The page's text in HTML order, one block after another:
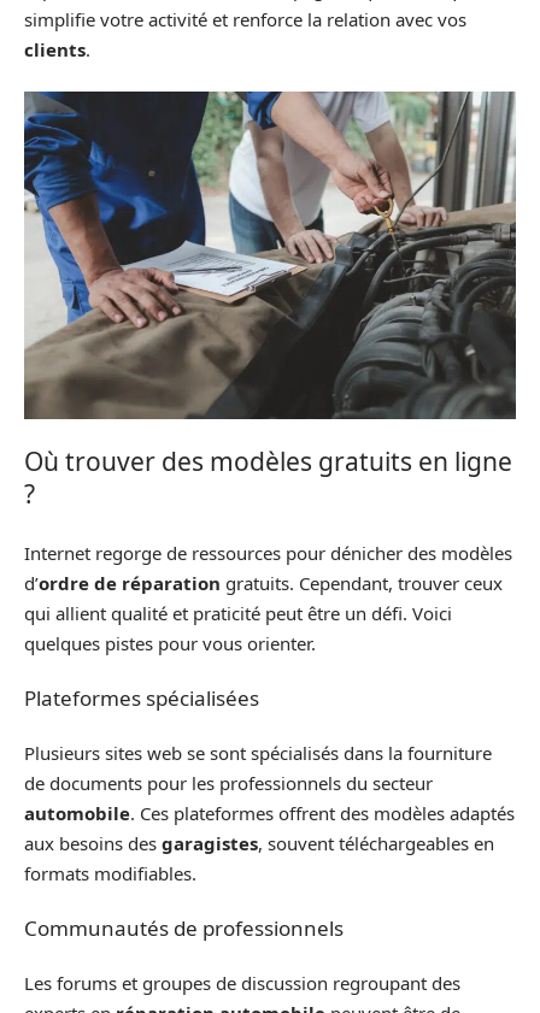
simplifie votre activité et renforce la relation avec vos
clients.
Où trouver des modèles gratuits en ligne
?
Internet regorge de ressources pour dénicher des modèles
d’ordre de réparation gratuits. Cependant, trouver ceux
qui allient qualité et praticité peut être un défi. Voici
quelques pistes pour vous orienter.
Plateformes spécialisées
Plusieurs sites web se sont spécialisés dans la fourniture
de documents pour les professionnels du secteur
automobile. Ces plateformes offrent des modèles adaptés
aux besoins des garagistes, souvent téléchargeables en
formats modifiables.
Communautés de professionnels
Les forums et groupes de discussion regroupant des